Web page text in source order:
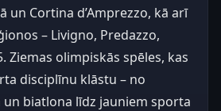
un Cortina d’Amprezzo, kā arī
– Livigno, Predazzo,
Ziemas olimpiskās spēles, kas
disciplīnu klāstu – no
un biatlona līdz jauniem sporta